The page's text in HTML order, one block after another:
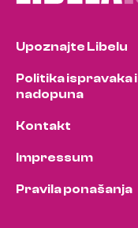
Upoznajte Libelu
Politika ispravaka i
nadopuna
Kontakt
Impressum
Pravila ponašanja